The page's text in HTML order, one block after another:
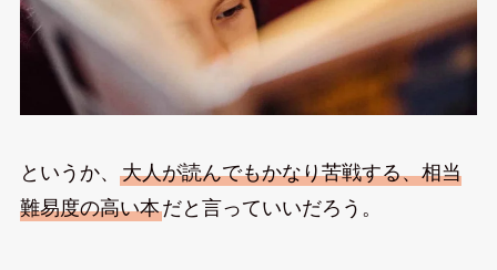
というか、 大人が読んでもかなり苦戦する、相当
難易度の高い本だと言っていいだろう。